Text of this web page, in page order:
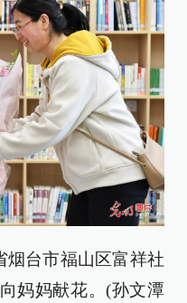
烟台市福山区富祥社
妈妈献花。(孙文潭